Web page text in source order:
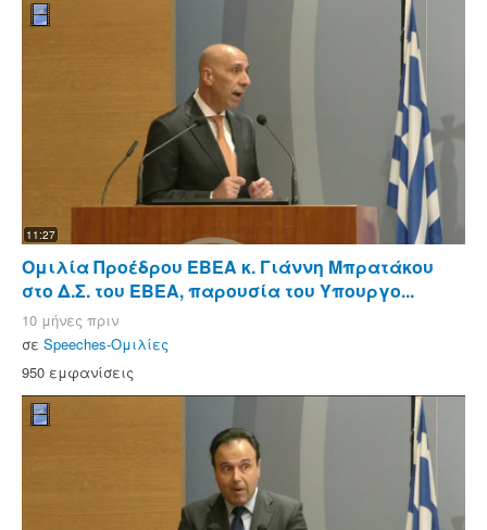
11:27
Ομιλία Προέδρου ΕΒΕΑ κ. Γιάννη Μπρατάκου
στο Δ.Σ. του ΕΒΕΑ, παρουσία του Υπουργο...
10 μήνες πριν
σε Speeches-Ομιλίες
950 εμφανίσεις